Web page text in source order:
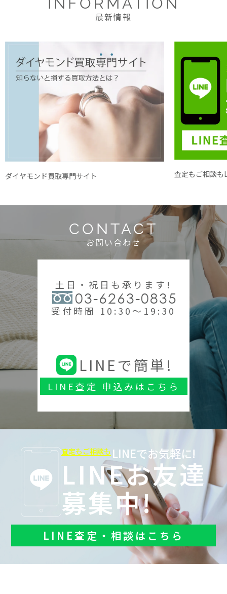
最新情報
ダイヤモンド買取専門サイト 査定もご相談も
CONTACT
お問い合わせ
土日・祝日も承ります!
03-6263-0835
受付時間 10:30～19:30
LINEで簡単!
LINE査定 申込みはこちら
査定もご相談も LINEでお気軽に!
LINEお友達
募集中!
LINE査定・相談はこちら